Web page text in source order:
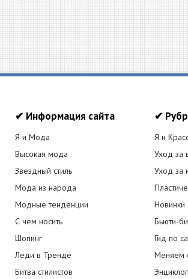
✔ Информация сайта
Я и Мода
Высокая мода
Звездный стиль
Мода из народа
Модные тенденции
С чем носить
Шопинг
Леди в Тренде
Битва стилистов
✔
Я и
Уход за
Уход за
Новинки
Бьюти-
Гид по
Меняем